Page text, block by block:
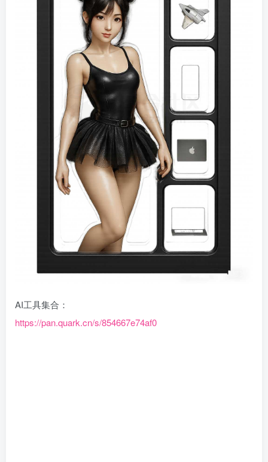
AI工具集合：
https://pan.quark.cn/s/854667e74af0